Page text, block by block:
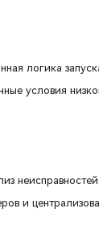
логика
условия
и